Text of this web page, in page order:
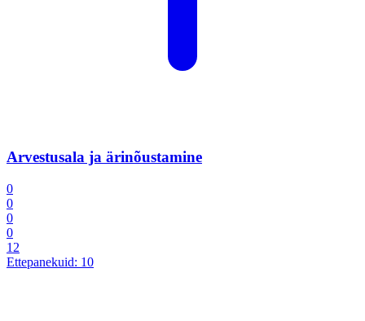
Arvestusala ja ärinõustamine
0
0
0
0
12
Ettepanekuid: 10